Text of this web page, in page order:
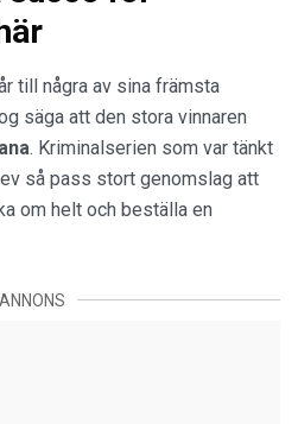
till några av sina främsta
säga att den stora vinnaren
. Kriminalserien som var tänkt
så pass stort genomslag att
om helt och beställa en
ANNONS